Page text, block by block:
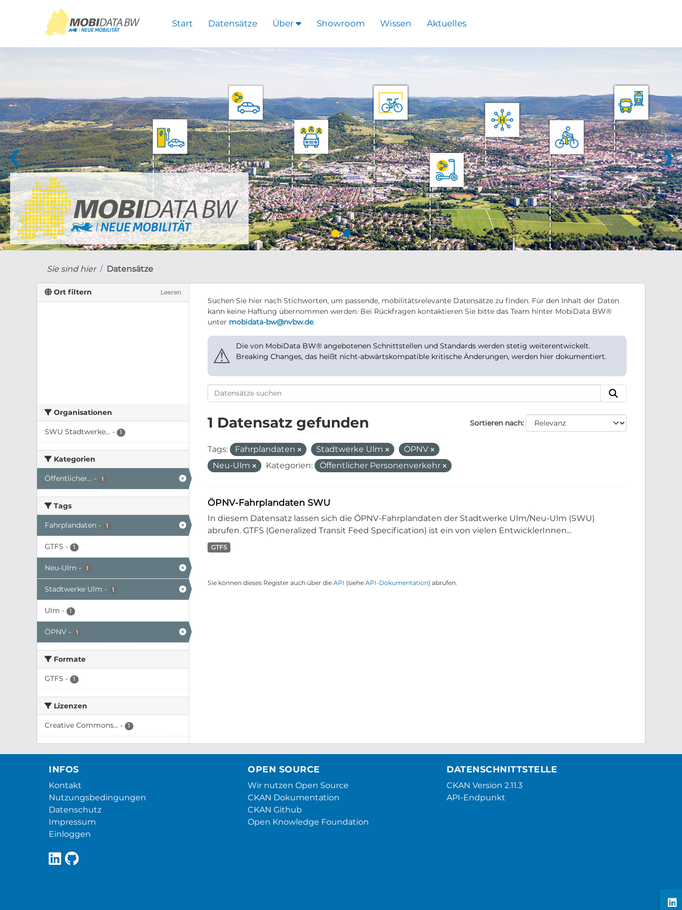
Start Datensätze Über Showroom Wissen Aktuelles
❮ ❯
Sie sind hier Datensätze
Ort filtern Leeren
Organisationen
SWU Stadtwerke... - 1
Kategorien
Öffentlicher... - 1
Tags
Fahrplandaten - 1
GTFS - 1
Neu-Ulm - 1
Stadtwerke Ulm - 1
Ulm - 1
ÖPNV - 1
Formate
GTFS - 1
Lizenzen
Creative Commons... - 1
Suchen Sie hier nach Stichworten, um passende, mobilitätsrelevante Datensätze zu finden. Für den Inhalt der Daten
kann keine Haftung übernommen werden. Bei Rückfragen kontaktieren Sie bitte das Team hinter MobiData BW®
unter mobidata-bw@nvbw.de.
⚠
Die von MobiData BW® angebotenen Schnittstellen und Standards werden stetig weiterentwickelt.
Breaking Changes, das heißt nicht-abwärtskompatible kritische Änderungen, werden hier dokumentiert.
Sortieren nach
1 Datensatz gefunden
Tags: Fahrplandaten Stadtwerke Ulm
ÖPNV
Neu-Ulm
Kategorien: Öffentlicher Personenverkehr
ÖPNV-Fahrplandaten SWU
In diesem Datensatz lassen sich die ÖPNV-Fahrplandaten der Stadtwerke Ulm/Neu-Ulm (SWU)
abrufen. GTFS (Generalized Transit Feed Specification) ist ein von vielen EntwicklerInnen...
GTFS
Sie können dieses Register auch über die API (siehe API-Dokumentation) abrufen.
INFOS
Kontakt
Nutzungsbedingungen
Datenschutz
Impressum
Einloggen
OPEN SOURCE
Wir nutzen Open Source
CKAN Dokumentation
CKAN Github
Open Knowledge Foundation
DATENSCHNITTSTELLE
CKAN Version 2.11.3
API-Endpunkt